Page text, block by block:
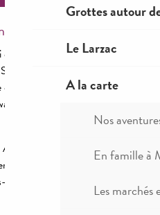
Grottes autour
Le Larzac
A la carte
Nos
En famille à
Les marchés
petit air de Mongolie…
de la steppe ! Densité de
– 1,5 habitant/km² – et
du côté du Villaret, des
qui paissent en semi-
vous pouvez déguster
de Hyelzas ou découvrir la
à la Ferme Caussenarde